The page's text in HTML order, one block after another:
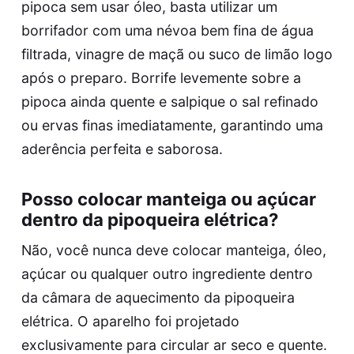
pipoca sem usar óleo, basta utilizar um
borrifador com uma névoa bem fina de água
filtrada, vinagre de maçã ou suco de limão logo
após o preparo. Borrife levemente sobre a
pipoca ainda quente e salpique o sal refinado
ou ervas finas imediatamente, garantindo uma
aderência perfeita e saborosa.
Posso colocar manteiga ou açúcar
dentro da pipoqueira elétrica?
Não, você nunca deve colocar manteiga, óleo,
açúcar ou qualquer outro ingrediente dentro
da câmara de aquecimento da pipoqueira
elétrica. O aparelho foi projetado
exclusivamente para circular ar seco e quente.